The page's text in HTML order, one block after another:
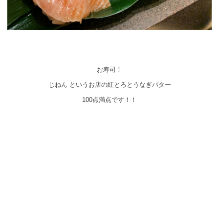
お寿司！
じねん というお店の紅とろとうなぎバター
100点満点です！！